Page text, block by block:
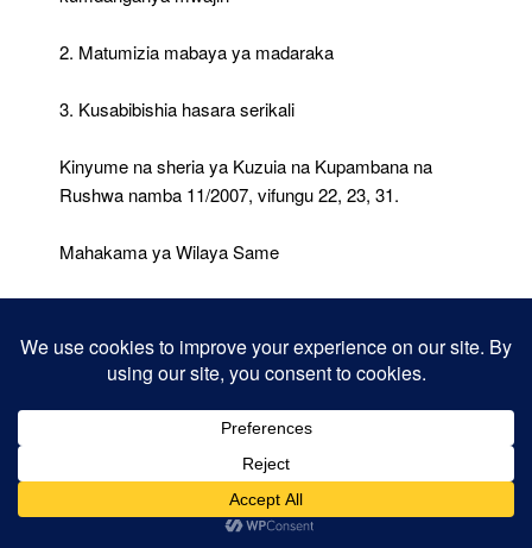
2. Matumizia mabaya ya madaraka
3. Kusabibishia hasara serikali
Kinyume na sheria ya Kuzuia na Kupambana na
Rushwa namba 11/2007, vifungu 22, 23, 31.
Mahakama ya Wilaya Same
Adhabu: Kifungo cha miaka miwili jela au kulipa faini
38: Fimbo Fahamuel Mtango